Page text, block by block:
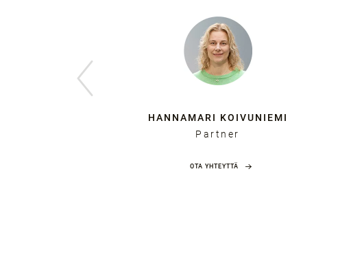
HANNAMARI KOIVUNIEMI
Partner
OTA YHTEYTTÄ